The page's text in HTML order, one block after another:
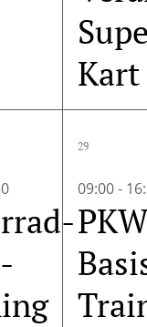
Kart
1
29
09:00-